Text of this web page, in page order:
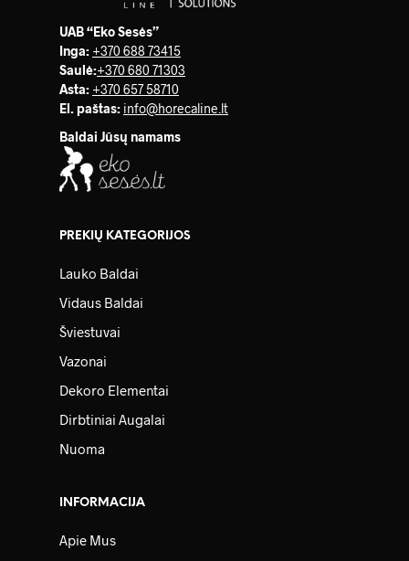
UAB “Eko Sesės”
Inga: +370 688 73415
Saulė:+370 680 71303
Asta: +370 657 58710
El. paštas: info@horecaline.lt
Baldai Jūsų namams
PREKIŲ KATEGORIJOS
Lauko Baldai
Vidaus Baldai
Šviestuvai
Vazonai
Dekoro Elementai
Dirbtiniai Augalai
Nuoma
INFORMACIJA
Apie Mus